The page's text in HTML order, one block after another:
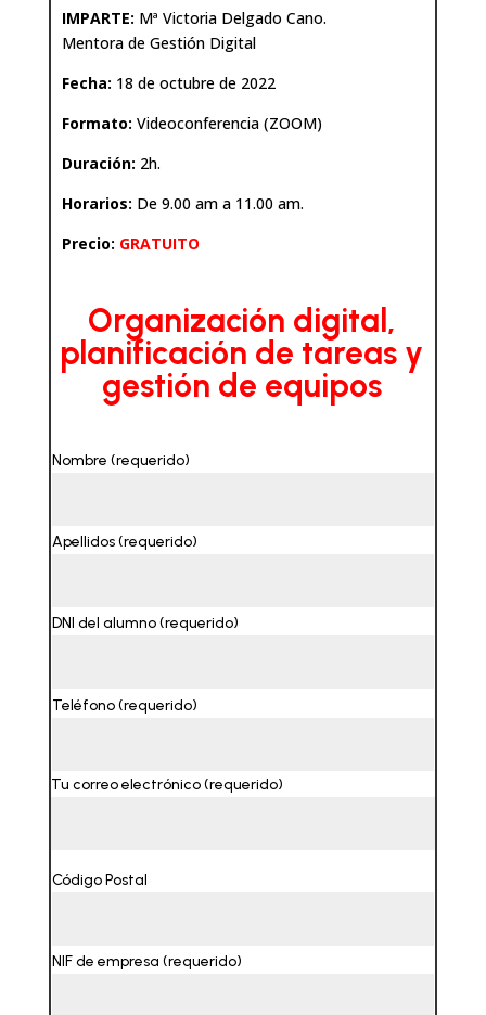
IMPARTE: Mª Victoria Delgado Cano.
Mentora de Gestión Digital
Fecha: 18 de octubre de 2022
Formato: Videoconferencia (ZOOM)
Duración: 2h.
Horarios: De 9.00 am a 11.00 am.
Precio: GRATUITO
Organización digital,
planificación de tareas y
gestión de equipos
Nombre (requerido)
Apellidos (requerido)
DNI del alumno (requerido)
Teléfono (requerido)
Tu correo electrónico (requerido)
Código Postal
NIF de empresa (requerido)